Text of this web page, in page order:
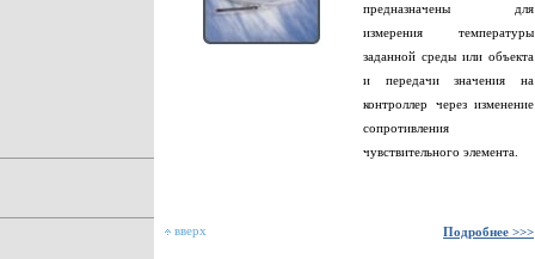
предназначены для
измерения температуры
заданной среды или объекта
и передачи значения на
контроллер через изменение
сопротивления
чувствительного элемента.
вверх Подробнее >>>